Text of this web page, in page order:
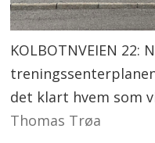
KOLBOTNVEIEN 22:
det klart hvem som
Thomas Trøa